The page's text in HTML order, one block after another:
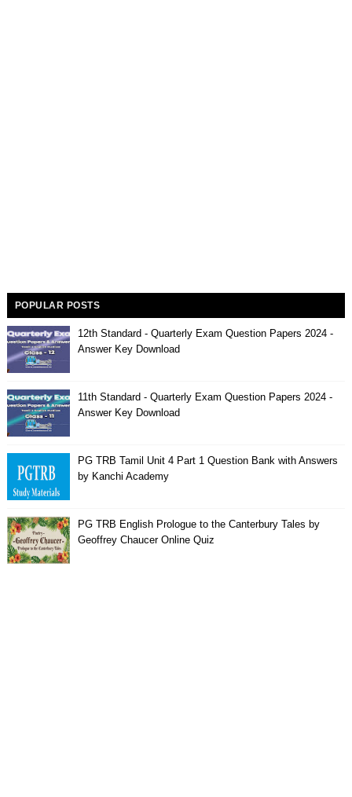
POPULAR POSTS
12th Standard - Quarterly Exam Question Papers 2024 -
Answer Key Download
11th Standard - Quarterly Exam Question Papers 2024 -
Answer Key Download
PG TRB Tamil Unit 4 Part 1 Question Bank with Answers
by Kanchi Academy
PG TRB English Prologue to the Canterbury Tales by
Geoffrey Chaucer Online Quiz